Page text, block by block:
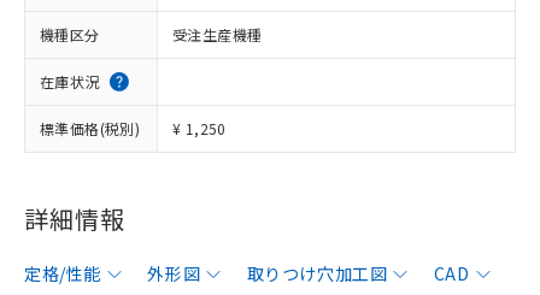
機種区分 受注生産機種
在庫状況
標準価格(税別) ¥ 1,250
詳細情報
定格/性能 外形図 取りつけ穴加工図
CAD